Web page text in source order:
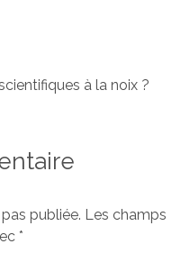
à la noix ?
publiée. Les champs
*